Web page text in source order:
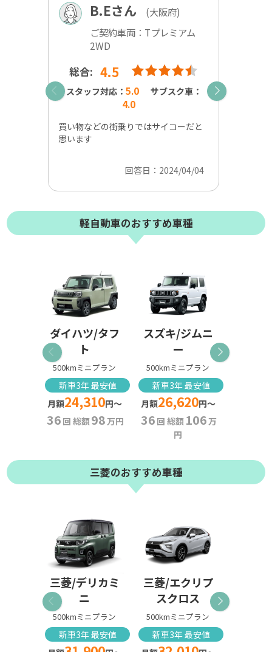
B.Eさん
(大阪府)
ご契約車両：Tプレミアム
2WD
総合: 4.5
スタッフ対応： 5.0 サブスク車：
4.0
買い物などの街乗りではサイコーだと
思います
回答日：2024/04/04
軽自動車のおすすめ車種
ダイハツ/タフ
ト
500kmミニプラン
新車3年 最安値
月額24,310円〜
36 回 総額98 万円
スズキ/ジムニ
ー
500kmミニプラン
新車3年 最安値
月額26,620円〜
36 回 総額 106 万
円
三菱のおすすめ車種
三菱/デリカミ
ニ
500kmミニプラン
新車3年 最安値
三菱/エクリプ
スクロス
500kmミニプラン
新車3年 最安値